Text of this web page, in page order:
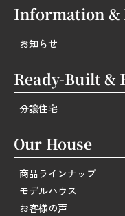
Information &
お知らせ
Ready-Built &
分譲住宅
Our House
商品ラインナップ
モデルハウス
お客様の声